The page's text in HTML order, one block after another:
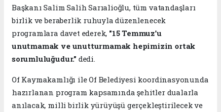
Başkanı Salim Salih Sarıalioğlu, tüm vatandaşları
birlik ve beraberlik ruhuyla düzenlenecek
programlara davet ederek, "15 Temmuz'u
unutmamak ve unutturmamak hepimizin ortak
sorumluluğudur." dedi.
Of Kaymakamlığı ile Of Belediyesi koordinasyonunda
hazırlanan program kapsamında şehitler dualarla
anılacak, milli birlik yürüyüşü gerçekleştirilecek ve